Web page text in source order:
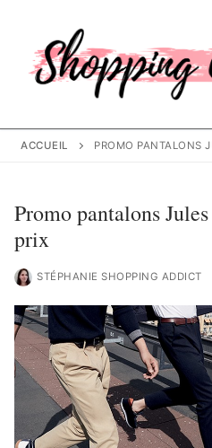
contenu
Rechercher :
ACCUEIL PROMO PANTALONS
Promo pantalons
prix
STÉPHANIE SHOPPING ADDICT